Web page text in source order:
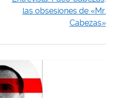
las obsesiones de «Mr.
Cabezas»